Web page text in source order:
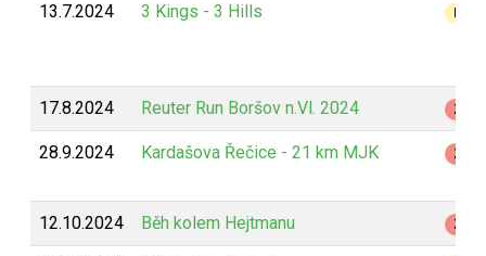
13.7.2024 3 Kings - 3 Hills
17.8.2024 Reuter Run Boršov n.Vl. 2024 Z
28.9.2024 Kardašova Řečice - 21 km MJK Z
12.10.2024 Běh kolem Hejtmanu Z